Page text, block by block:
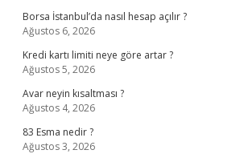
Borsa İstanbul’da nasıl hesap açılır ?
Ağustos 6, 2026
Kredi kartı limiti neye göre artar ?
Ağustos 5, 2026
Avar neyin kısaltması ?
Ağustos 4, 2026
83 Esma nedir ?
Ağustos 3, 2026